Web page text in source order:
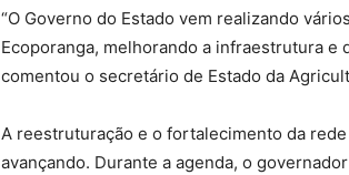
“O Governo do Estado vem realizando
Ecoporanga, melhorando a infraestrutura e
comentou o secretário de Estado da
A reestruturação e o fortalecimento da
avançando. Durante a agenda, o